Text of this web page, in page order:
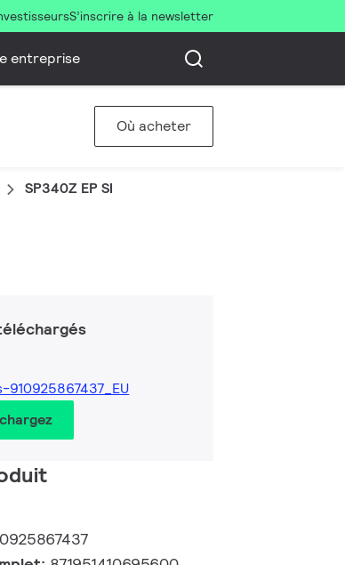
S’inscrire à la newsletter
entreprise
Où acheter
SP340Z EP SI